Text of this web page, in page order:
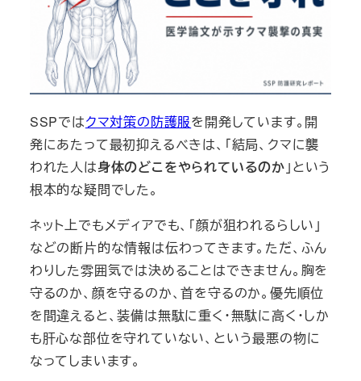
SSPではクマ対策の防護服を開発しています。開
発にあたって最初抑えるべきは、「結局、クマに襲
われた人は身体のどこをやられているのか 」という
根本的な疑問でした。
ネット上でもメディアでも、「顔が狙われるらしい」
などの断片的な情報は伝わってきます。ただ、ふん
わりした雰囲気では決めることはできません。胸を
守るのか、顔を守るのか、首を守るのか。優先順位
を間違えると、装備は無駄に重く・無駄に高く・しか
も肝心な部位を守れていない、という最悪の物に
なってしまいます。